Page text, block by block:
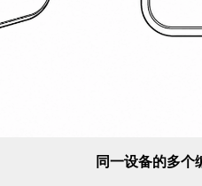
同一设备的多个